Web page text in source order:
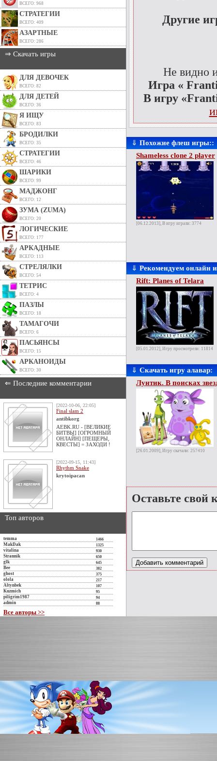
ВСЕГО: 968
СТРАТЕГИИ
ВСЕГО: 409
АЗАРТНЫЕ
ВСЕГО: 286
⇒ Скачать игры
ДЛЯ ДЕВОЧЕК
ВСЕГО: 82
ДЛЯ ДЕТЕЙ
ВСЕГО: 36
Я ИЩУ
ВСЕГО: 83
БРОДИЛКИ
ВСЕГО: 35
СТРАТЕГИИ
ВСЕГО: 46
ШАРИКИ
ВСЕГО: 99
МАДЖОНГ
ВСЕГО: 12
ЗУМА (ZUMA)
ВСЕГО: 20
ЛОГИЧЕСКИЕ
ВСЕГО: 177
АРКАДНЫЕ
ВСЕГО: 113
СТРЕЛЯЛКИ
ВСЕГО: 54
ТЕТРИС
ВСЕГО: 4
ПАЗЛЫ
ВСЕГО: 18
ТАМАГОЧИ
ВСЕГО: 6
ПАСЬЯНСЫ
ВСЕГО: 15
АРКАНОИДЫ
ВСЕГО: 30
⇐ Последние комментарии
[2022-10-06, 22:05]
Final slam 2
antibkorg
AEBK.RU - [ВЕЛИКИЕ
БИТВЫ] [ОГРОМНЫЙ
ОНЛАЙН] [ПЕЩЕРЫ,
КВЕСТЫ] = ЗАХОДИ !
[2022-09-15, 11:43]
Rhythm Snake
krytoipacan
Топ авторов
temma 1466
MakDak 1325
vitalina 930
Strannik 650
glk 645
Bee 382
ghost 375
olola 217
Altynbek 107
Kuzmich 95
piligrim1987 94
admin 88
Все авторы >>
Другие
Не видно
Игра «
В игру
⇓ Похожие флеш игры::
Shameless clone 2 player
[06.12.2013], В игру играли: 3774
⇓ Рекомендуем онлайн
Rift: Planes of Telara
[05.01.2012], Игру просмотрели: 11814
⇓ Скачать игру алавар:
Лунтик. В поисках
[26.01.2009], Игру скачали: 257410
Оставьте свой